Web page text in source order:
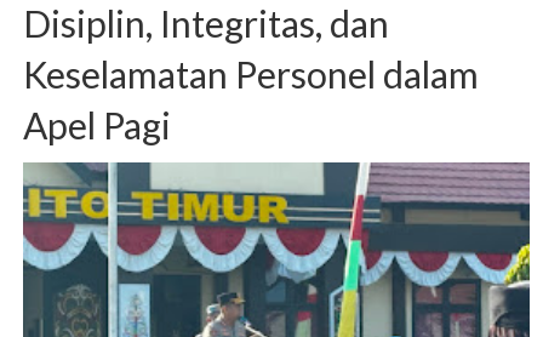
Disiplin, Integritas, dan
Keselamatan Personel dalam
Apel Pagi